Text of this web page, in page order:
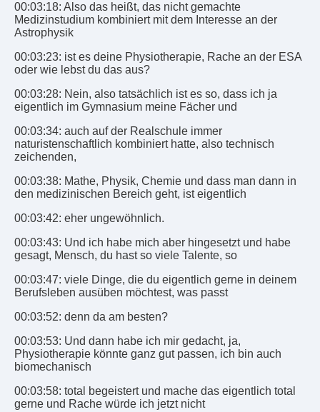
00:03:18: Also das heißt, das nicht gemachte
Medizinstudium kombiniert mit dem Interesse an der
Astrophysik
00:03:23: ist es deine Physiotherapie, Rache an der ESA
oder wie lebst du das aus?
00:03:28: Nein, also tatsächlich ist es so, dass ich ja
eigentlich im Gymnasium meine Fächer und
00:03:34: auch auf der Realschule immer
naturistenschaftlich kombiniert hatte, also technisch
zeichenden,
00:03:38: Mathe, Physik, Chemie und dass man dann in
den medizinischen Bereich geht, ist eigentlich
00:03:42: eher ungewöhnlich.
00:03:43: Und ich habe mich aber hingesetzt und habe
gesagt, Mensch, du hast so viele Talente, so
00:03:47: viele Dinge, die du eigentlich gerne in deinem
Berufsleben ausüben möchtest, was passt
00:03:52: denn da am besten?
00:03:53: Und dann habe ich mir gedacht, ja,
Physiotherapie könnte ganz gut passen, ich bin auch
biomechanisch
00:03:58: total begeistert und mache das eigentlich total
gerne und Rache würde ich jetzt nicht